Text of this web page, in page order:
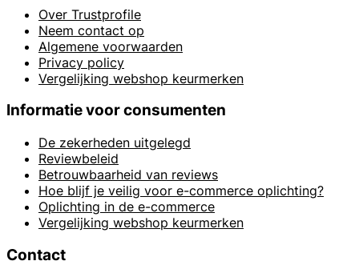
Over Trustprofile
Neem contact op
Algemene voorwaarden
Privacy policy
Vergelijking webshop keurmerken
Informatie voor consumenten
De zekerheden uitgelegd
Reviewbeleid
Betrouwbaarheid van reviews
Hoe blijf je veilig voor e-commerce oplichting?
Oplichting in de e-commerce
Vergelijking webshop keurmerken
Contact